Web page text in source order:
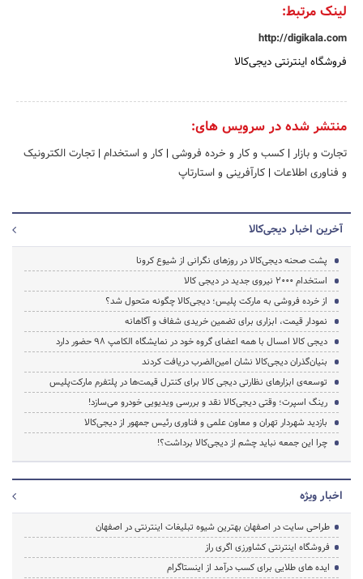
لینک مرتبط:
http://digikala.com
فروشگاه اینترنتی دیجی‌کالا
منتشر شده در سرویس های:
تجارت و بازار | کسب و کار و خرده فروشی | کار و استخدام | تجارت الکترونیک
و فناوری اطلاعات | کارآفرینی و استارتاپ
آخرین اخبار دیجی‌کالا
پشت صحنه دیجی‌کالا در روزهای نگرانی از شیوع کرونا
استخدام 2000 نیروی جدید در دیجی کالا
از خرده فروشی به مارکت پلیس؛ دیجی‌کالا چگونه متحول شد؟
نمودار قیمت، ابزاری برای تضمین‌ خریدی ‌شفاف و آگاهانه
دیجی کالا امسال با همه اعضای گروه خود در نمایشگاه الکامپ 98 حضور دارد
بنیان‌گذران دیجی‌کالا نشان امین‌الضرب دریافت کردند
توسعه‌ی ابزارهای نظارتی دیجی کالا برای کنترل قیمت‌ها در پلتفرم مارکت‌پلیس
رینگ اسپرت؛ وقتی دیجی‌کالا نقد و بررسی ویدیویی خودرو می‌سازد!
بازدید شهردار تهران و معاون علمی و فناوری رئیس جمهور از دیجی‌کالا
چرا این جمعه نباید چشم از دیجی‌کالا برداشت؟!
اخبار ویژه
طراحی سایت در اصفهان بهترین شیوه تبلیغات اینترنتی در اصفهان
فروشگاه اینترنتی کشاورزی اگری راز
ایده های طلایی برای کسب درآمد از اینستاگرام